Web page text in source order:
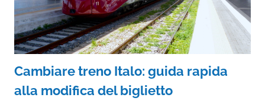
Cambiare treno Italo: guida rapida
alla modifica del biglietto